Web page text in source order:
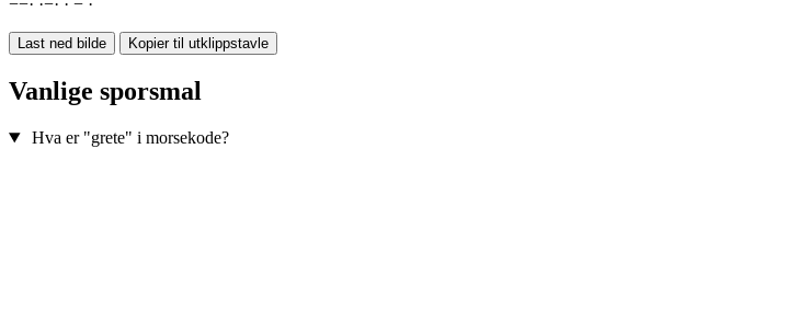
−−· ·−· · − ·
Last ned bilde Kopier til utklippstavle
Vanlige sporsmal
Hva er "grete" i morsekode?